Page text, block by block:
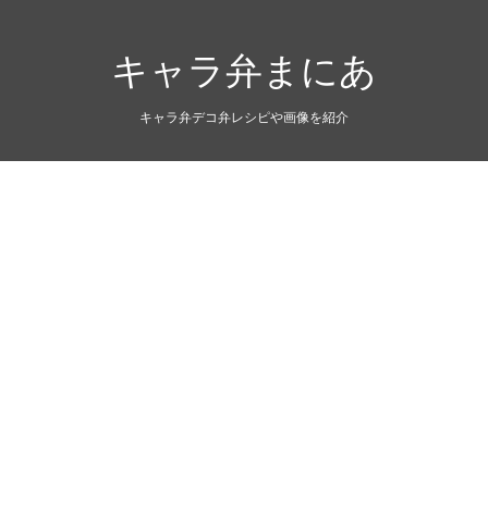
キャラ弁まにあ
キャラ弁デコ弁レシピや画像を紹介